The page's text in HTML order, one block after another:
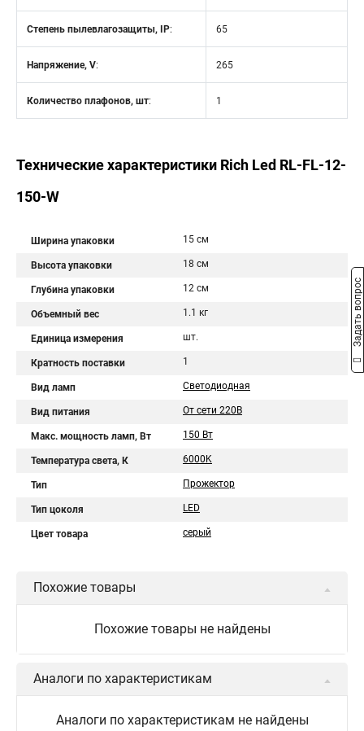
Степень пылевлагозащиты, IP: 65
Напряжение, V: 265
Количество плафонов, шт: 1
Технические характеристики Rich Led RL-FL-12-
150-W
Ширина упаковки 15 см
Высота упаковки 18 см
Глубина упаковки 12 см
Объемный вес 1.1 кг
Единица измерения шт.
Кратность поставки 1
Вид ламп Светодиодная
Вид питания От сети 220В
Макс. мощность ламп, Вт 150 Вт
Температура света, К 6000K
Тип Прожектор
Тип цоколя LED
Цвет товара серый
Похожие товары
Похожие товары не найдены
Аналоги по характеристикам
Аналоги по характеристикам не найдены
Задать вопрос